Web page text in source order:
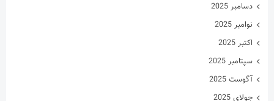
دسامبر 2025
نوامبر 2025
اکتبر 2025
سپتامبر 2025
آگوست 2025
جولای 2025